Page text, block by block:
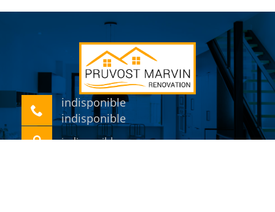
indisponible
indisponible
indisponible